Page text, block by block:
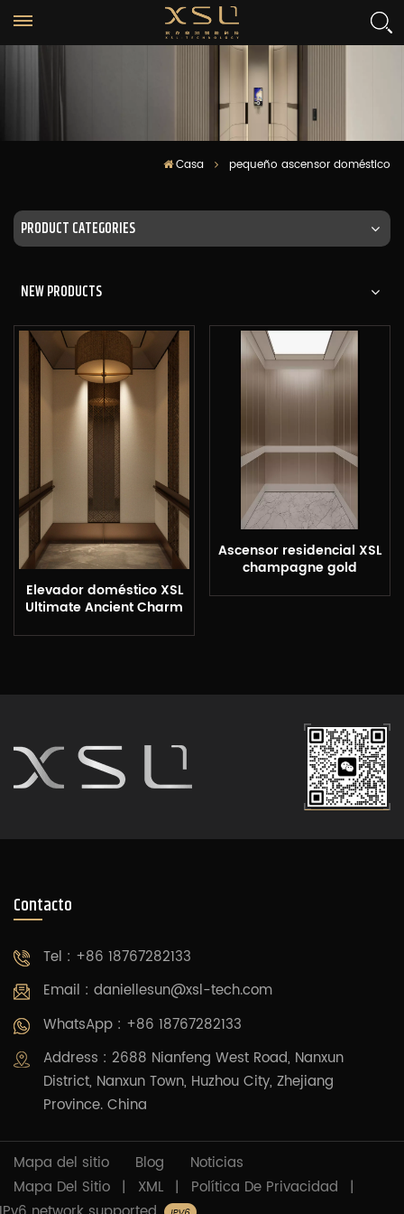
Casa pequeño ascensor doméstico
PRODUCT CATEGORIES
NEW PRODUCTS
Elevador doméstico XSL
Ultimate Ancient Charm
Ascensor residencial XSL
champagne gold
Contacto
Tel : +86 18767282133
Email : daniellesun@xsl-tech.com
WhatsApp : +86 18767282133
Address : 2688 Nianfeng West Road, Nanxun
District, Nanxun Town, Huzhou City, Zhejiang
Province. China
Mapa del sitio Blog
Noticias
Mapa Del Sitio | XML | Política De Privacidad |